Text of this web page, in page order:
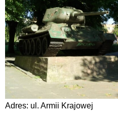
Adres: ul. Armii Krajowej